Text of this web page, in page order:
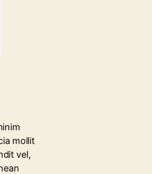
mollit
vel,